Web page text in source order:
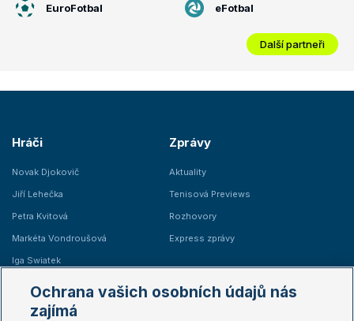
EuroFotbal eFotbal
Další partneři
Hráči
Novak Djokovič
Jiří Lehečka
Petra Kvitová
Markéta Vondroušová
Iga Swiatek
Zprávy
Aktuality
Tenisová Previews
Rozhovory
Express zprávy
Žebříčky
Ochrana vašich osobních údajů nás
zajímá